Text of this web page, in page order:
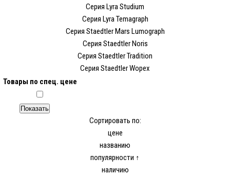
Серия Lyra Studium
Серия Lyra Temagraph
Серия Staedtler Mars Lumograph
Серия Staedtler Noris
Серия Staedtler Tradition
Серия Staedtler Wopex
Товары по спец. цене
Сортировать по:
цене
названию
популярности ↑
наличию